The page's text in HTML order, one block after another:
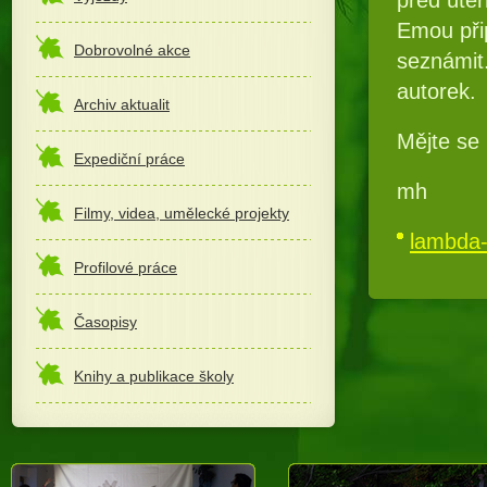
Dobrovolné akce
Archiv aktualit
Expediční práce
Filmy, videa, umělecké projekty
Profilové práce
Časopisy
Knihy a publikace školy
Emou
autorek.
Mějte se
mh